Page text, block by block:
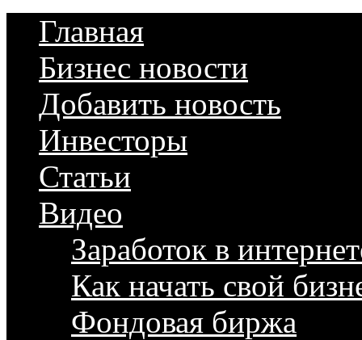
Главная
Бизнес новости
Добавить новость
Инвесторы
Статьи
Видео
Заработок в
Как начать свой
Фондовая биржа